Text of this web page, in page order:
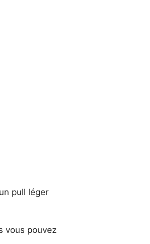
pull léger
vous pouvez